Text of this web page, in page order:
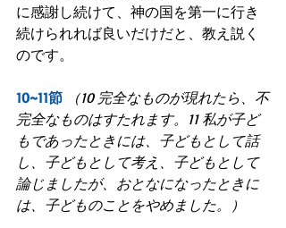
に感謝し続けて、神の国を第一に行き
続けられれば良いだけだと、教え説く
のです。
10~11節
（10 完全なものが現れたら、不
完全なものはすたれます。11 私が子ど
もであったときには、子どもとして話
し、子どもとして考え、子どもとして
論じましたが、おとなになったときに
は、子どものことをやめました。）